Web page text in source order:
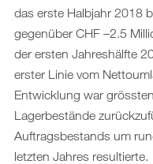
das erste Halbjahr 2018
gegenüber CHF –2.5
der ersten Jahreshälfte
erster Linie vom
Entwicklung war
Lagerbestände
Auftragsbestands um
letzten Jahres resultierte.